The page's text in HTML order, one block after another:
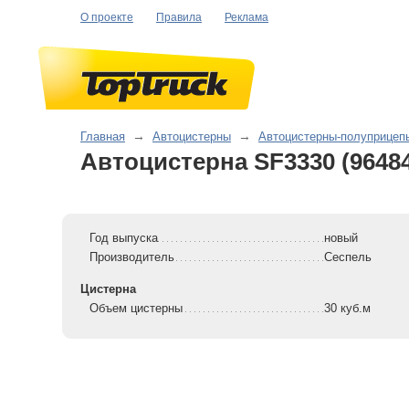
О проекте Правила Реклама
Главная → Автоцистерны → Автоцистерны-
Автоцистерна SF3330
Год выпуска
новый
Производитель
Сеспель
Цистерна
Объем цистерны
30 куб.м